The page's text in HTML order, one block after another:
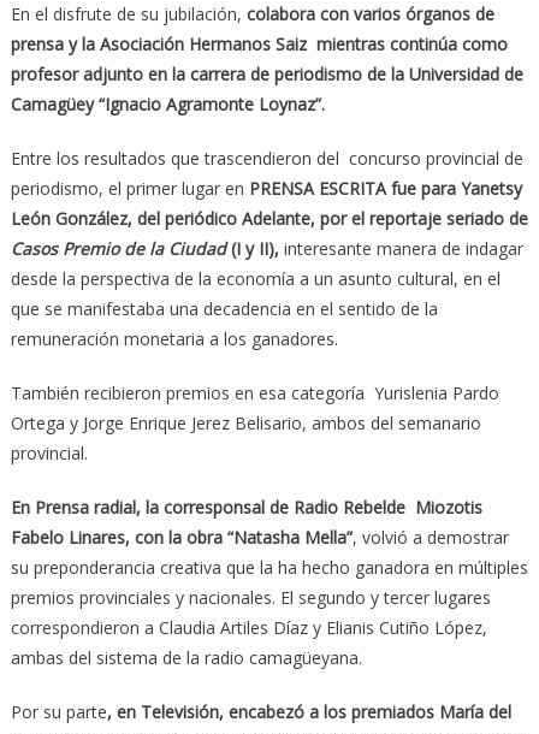
En el disfrute de su jubilación, colabora con varios órganos de
prensa y la Asociación Hermanos Saiz mientras continúa como
profesor adjunto en la carrera de periodismo de la Universidad de
Camagüey “Ignacio Agramonte Loynaz”.
Entre los resultados que trascendieron del concurso provincial de
periodismo, el primer lugar en PRENSA ESCRITA fue para Yanetsy
León González, del periódico Adelante, por el reportaje seriado de
Casos Premio de la Ciudad(I y II), interesante manera de indagar
desde la perspectiva de la economía a un asunto cultural, en el
que se manifestaba una decadencia en el sentido de la
remuneración monetaria a los ganadores.
También recibieron premios en esa categoría Yurislenia Pardo
Ortega y Jorge Enrique Jerez Belisario, ambos del semanario
provincial.
En Prensa radial, la corresponsal de Radio Rebelde Miozotis
Fabelo Linares, con la obra “Natasha Mella”, volvió a demostrar
su preponderancia creativa que la ha hecho ganadora en múltiples
premios provinciales y nacionales. El segundo y tercer lugares
correspondieron a Claudia Artiles Díaz y Elianis Cutiño López,
ambas del sistema de la radio camagüeyana.
Por su parte, en Televisión, encabezó a los premiados María del